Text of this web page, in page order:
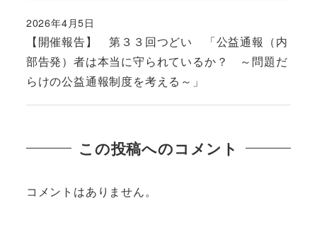
【開催報告】 第３３回つどい 「公益通報（内
部告発）者は本当に守られているか？ ～問題だ
らけの公益通報制度を考える～」
投稿日
2026年4月5日
この投稿へのコメント
コメントはありません。